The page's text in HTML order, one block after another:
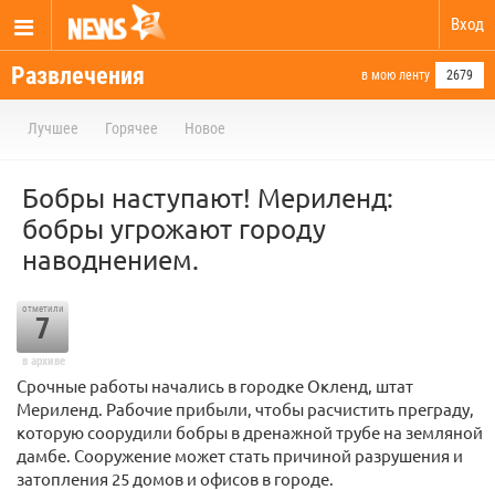
Вход
Развлечения в мою ленту 2679
Лучшее Горячее Новое
Бобры наступают! Мериленд:
бобры угрожают городу
наводнением.
отметили
7
в архиве
Срочные работы начались в городке Окленд, штат
Мериленд. Рабочие прибыли, чтобы расчистить преграду,
которую соорудили бобры в дренажной трубе на земляной
дамбе. Сооружение может стать причиной разрушения и
затопления 25 домов и офисов в городе.